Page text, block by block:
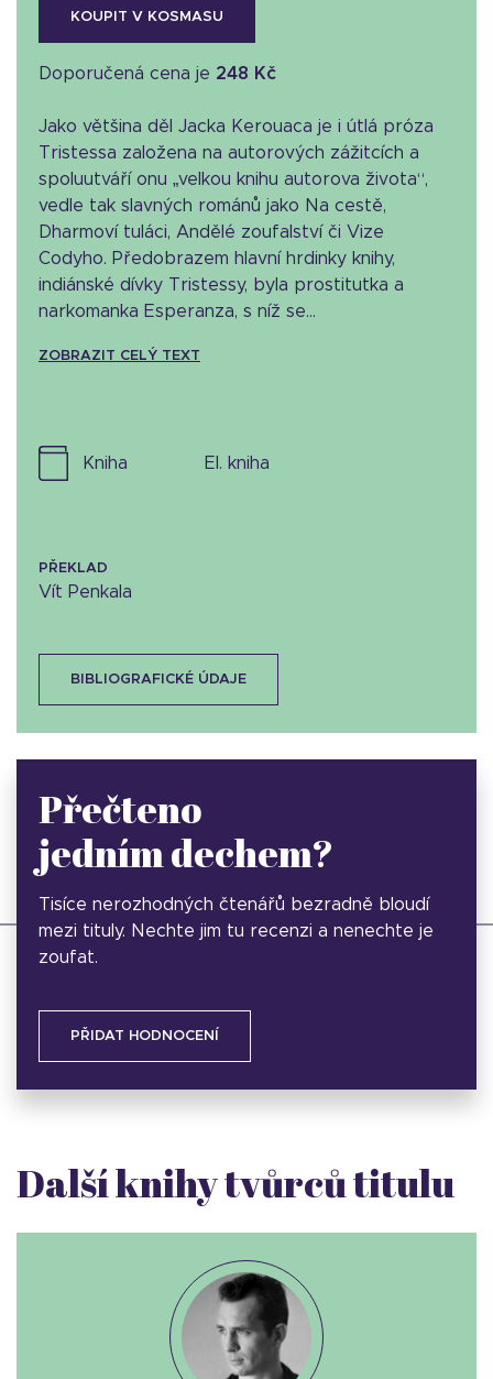
KOUPIT V KOSMASU
Doporučená cena je 248 Kč
Jako většina děl Jacka Kerouaca je i útlá próza
Tristessa založena na autorových zážitcích a
spoluutváří onu „velkou knihu autorova života“,
vedle tak slavných románů jako Na cestě,
Dharmoví tuláci, Andělé zoufalství či Vize
Codyho. Předobrazem hlavní hrdinky knihy,
indiánské dívky Tristessy, byla prostitutka a
narkomanka Esperanza, s níž se...
ZOBRAZIT CELÝ TEXT
kniha el. kniha
PŘEKLAD
Vít Penkala
BIBLIOGRAFICKÉ ÚDAJE
Přečteno
jedním dechem?
Tisíce nerozhodných čtenářů bezradně bloudí
mezi tituly. Nechte jim tu recenzi a nenechte je
zoufat.
PŘIDAT HODNOCENÍ
Další knihy tvůrců titulu